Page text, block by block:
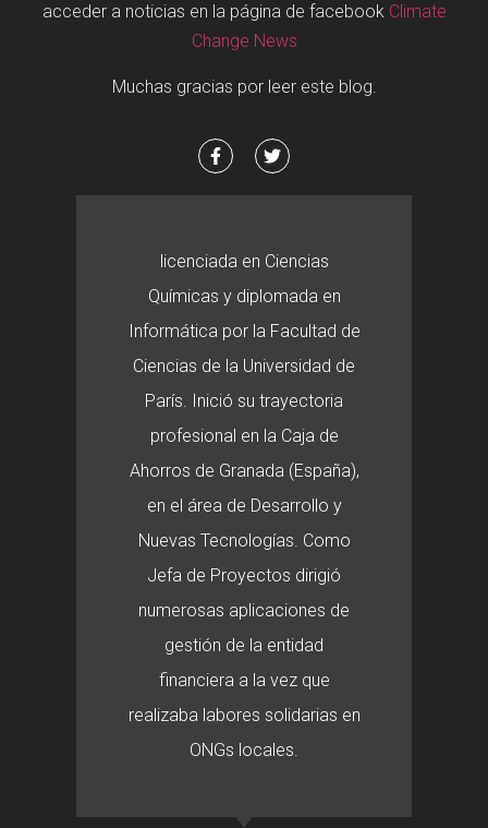
acceder a noticias en la página de facebook Climate
Change News
Muchas gracias por leer este blog.
licenciada en Ciencias
Químicas y diplomada en
Informática por la Facultad de
Ciencias de la Universidad de
París. Inició su trayectoria
profesional en la Caja de
Ahorros de Granada (España),
en el área de Desarrollo y
Nuevas Tecnologías. Como
Jefa de Proyectos dirigió
numerosas aplicaciones de
gestión de la entidad
financiera a la vez que
realizaba labores solidarias en
ONGs locales.